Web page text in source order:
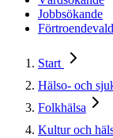
Jobbsökande
Förtroendevald
Start
Hälso- och
Folkhälsa
Kultur och